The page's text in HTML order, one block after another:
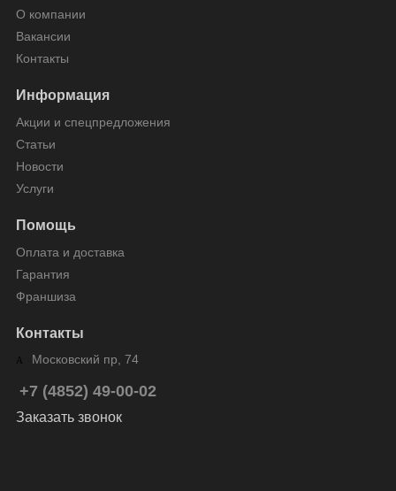
О компании
Вакансии
Контакты
Информация
Акции и спецпредложения
Статьи
Новости
Услуги
Помощь
Оплата и доставка
Гарантия
Франшиза
Контакты
Московский пр, 74
+7 (4852) 49-00-02
Заказать звонок